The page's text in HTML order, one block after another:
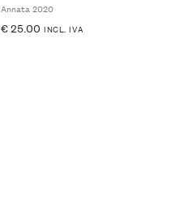
Annata 2020
€25.00 INCL. IVA